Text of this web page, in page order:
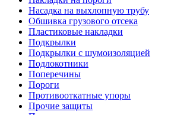
Насадка на выхлопную трубу
Обшивка грузового отсека
Пластиковые накладки
Подкрылки
Подкрылки с шумоизоляцией
Подлокотники
Поперечины
Пороги
Противооткатные упоры
Прочие защиты